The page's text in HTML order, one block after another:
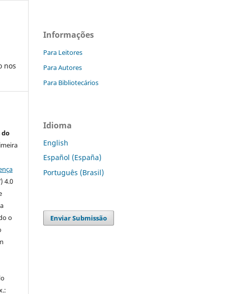
nos
do
4.0
o
Informações
Para Leitores
Para Autores
Para Bibliotecários
Idioma
English
Español (España)
Português (Brasil)
Enviar Submissão